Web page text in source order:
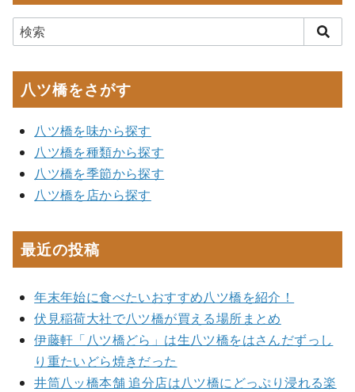
八ツ橋をさがす
八ツ橋を味から探す
八ツ橋を種類から探す
八ツ橋を季節から探す
八ツ橋を店から探す
最近の投稿
年末年始に食べたいおすすめ八ツ橋を紹介！
伏見稲荷大社で八ツ橋が買える場所まとめ
伊藤軒「八ツ橋どら」は生八ツ橋をはさんだずっし
り重たいどら焼きだった
井筒八ッ橋本舗 追分店は八ツ橋にどっぷり浸れる楽